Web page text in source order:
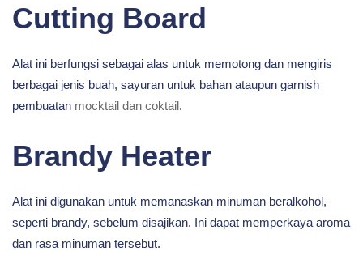
Cutting Board
Alat ini berfungsi sebagai alas untuk memotong dan mengiris
berbagai jenis buah, sayuran untuk bahan ataupun garnish
pembuatan mocktail dan coktail.
Brandy Heater
Alat ini digunakan untuk memanaskan minuman beralkohol,
seperti brandy, sebelum disajikan. Ini dapat memperkaya aroma
dan rasa minuman tersebut.